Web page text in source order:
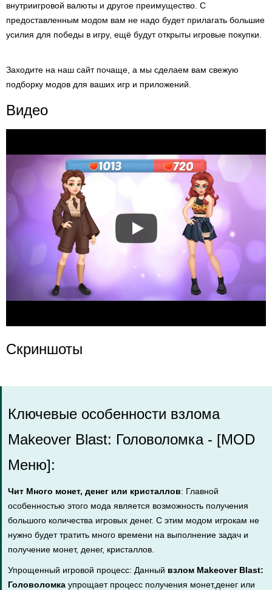
внутриигровой валюты и другое преимущество. С
предоставленным модом вам не надо будет прилагать большие
усилия для победы в игру, ещё будут открыты игровые покупки.
Заходите на наш сайт почаще, а мы сделаем вам свежую
подборку модов для ваших игр и приложений.
Видео
Скриншоты
Ключевые особенности взлома
Makeover Blast: Головоломка - [MOD
Меню]:
Чит Много монет, денег или кристаллов: Главной
особенностью этого мода является возможность получения
большого количества игровых денег. С этим модом игрокам не
нужно будет тратить много времени на выполнение задач и
получение монет, денег, кристаллов.
Упрощенный игровой процесс: Данный взлом Makeover Blast:
Головоломка упрощает процесс получения монет,денег или